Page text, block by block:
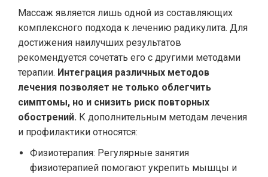
Массаж является лишь одной из составляющих
комплексного подхода к лечению радикулита. Для
достижения наилучших результатов
рекомендуется сочетать его с другими методами
терапии. Интеграция различных методов
лечения позволяет не только облегчить
симптомы, но и снизить риск повторных
обострений. К дополнительным методам лечения
и профилактики относятся:
Физиотерапия: Регулярные занятия
физиотерапией помогают укрепить мышцы и